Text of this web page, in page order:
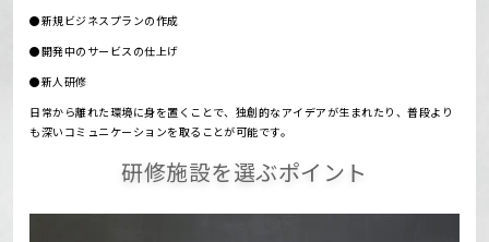
●新規ビジネスプランの作成
●開発中のサービスの仕上げ
●新人研修
日常から離れた環境に身を置くことで、独創的なアイデアが生まれたり、普段より
も深いコミュニケーションを取ることが可能です。
研修施設を選ぶポイント